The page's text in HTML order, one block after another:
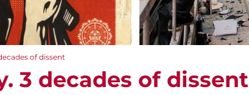
of dissent
3 decades of dissent